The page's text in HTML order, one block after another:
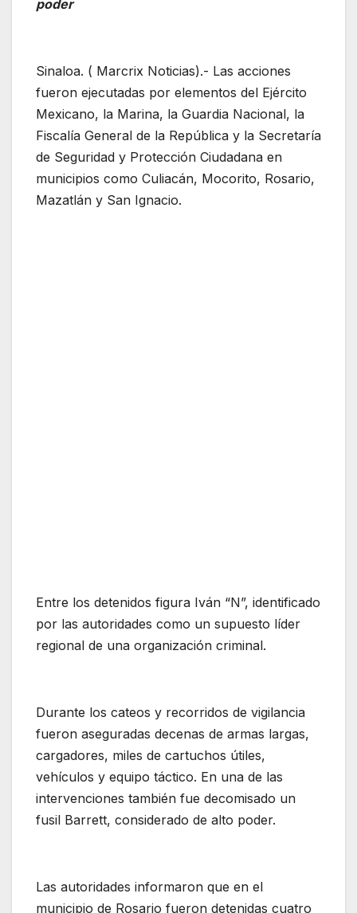
poder
Sinaloa. ( Marcrix Noticias).- Las acciones
fueron ejecutadas por elementos del Ejército
Mexicano, la Marina, la Guardia Nacional, la
Fiscalía General de la República y la Secretaría
de Seguridad y Protección Ciudadana en
municipios como Culiacán, Mocorito, Rosario,
Mazatlán y San Ignacio.
Entre los detenidos figura Iván “N”, identificado
por las autoridades como un supuesto líder
regional de una organización criminal.
Durante los cateos y recorridos de vigilancia
fueron aseguradas decenas de armas largas,
cargadores, miles de cartuchos útiles,
vehículos y equipo táctico. En una de las
intervenciones también fue decomisado un
fusil Barrett, considerado de alto poder.
Las autoridades informaron que en el
municipio de Rosario fueron detenidas cuatro